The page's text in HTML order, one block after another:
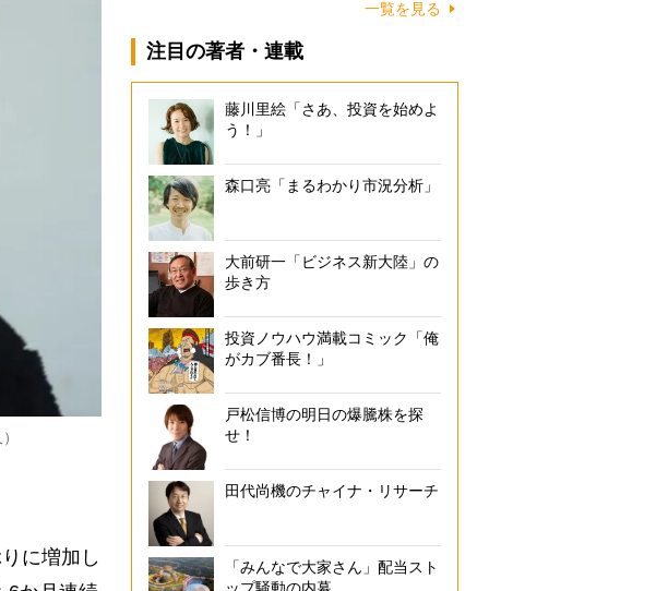
に増加し
一覧を見る
注目の著者・連載
藤川里絵「さあ、投資を始めよ
う！」
森口亮「まるわかり市況分析」
大前研一「ビジネス新大陸」の
歩き方
投資ノウハウ満載コミック「俺
がカブ番長！」
戸松信博の明日の爆騰株を探
せ！
田代尚機のチャイナ・リサーチ
「みんなで大家さん」配当スト